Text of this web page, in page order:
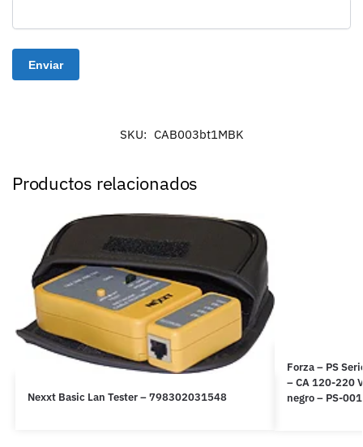
SKU: CAB003bt1MBK
Productos relacionados
Nexxt Basic Lan Tester – 798302031548
Forza – PS
– CA 120-220
negro – PS-